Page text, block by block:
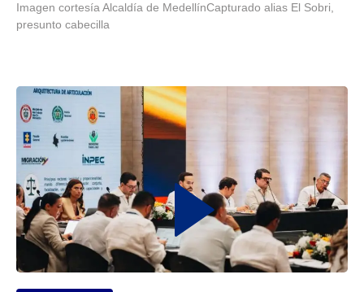
Imagen cortesía Alcaldía de MedellínCapturado alias El Sobri,
presunto cabecilla